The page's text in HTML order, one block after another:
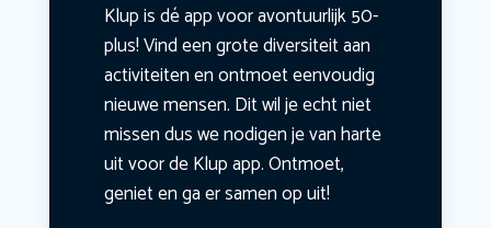
Klup is dé app voor avontuurlijk 50-
plus! Vind een grote diversiteit aan
activiteiten en ontmoet eenvoudig
nieuwe mensen. Dit wil je echt niet
missen dus we nodigen je van harte
uit voor de Klup app. Ontmoet,
geniet en ga er samen op uit!